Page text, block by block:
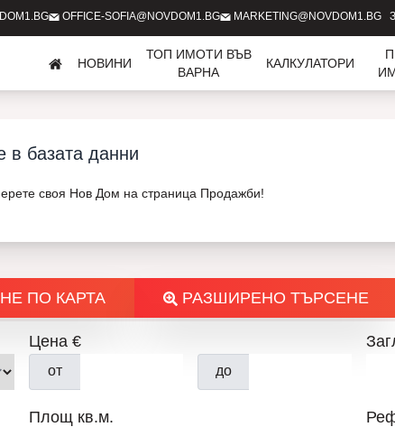
OFFICE-SOFIA@NOVDOM1.BG MARKETING@NOVDOM1.BG
НОВИНИ
ТОП ИМОТИ ВЪВ
ВАРНА
КАЛКУЛАТОРИ
в базата данни
своя Нов Дом на страница Продажби!
ПО КАРТА РАЗШИРЕНО ТЪРСЕНЕ
Цена €
от до
Площ кв.м.